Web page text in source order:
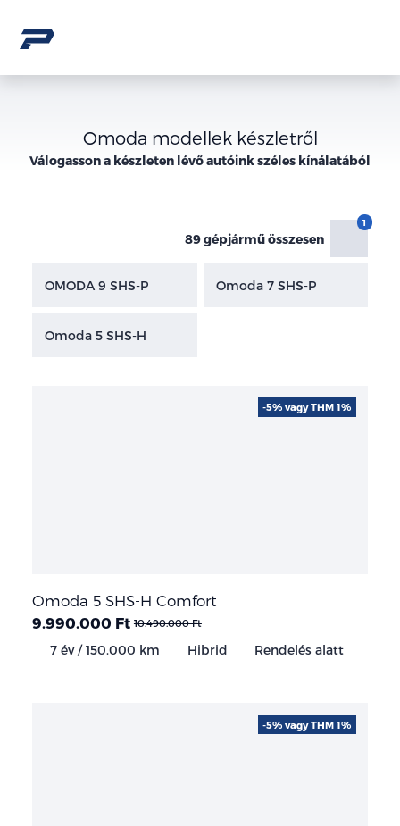
Omoda modellek készletről
Válogasson a készleten lévőautóink széles kínálatából
89 gépjármű összesen
OMODA 9 SHS-P Omoda 7 SHS-P
Omoda 5 SHS-H
Omoda 5 SHS-H Comfort
9.990.000 Ft 10.490.000 Ft
7 év / 150.000 km Hibrid Rendelés alatt
-5% vagy THM 1%
-5% vagy THM 1%